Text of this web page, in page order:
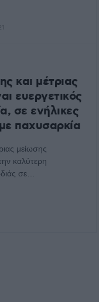
και μέτριας
ευεργετικός
σε ενήλικες
παχυσαρκία
μείωσης
καλύτερη
σε…